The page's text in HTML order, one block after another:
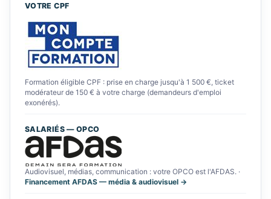
VOTRE CPF
Formation éligible CPF : prise en charge jusqu'à 1 500 €, ticket
modérateur de 150 € à votre charge (demandeurs d'emploi
exonérés).
SALARIÉS — OPCO
Audiovisuel, médias, communication : votre OPCO est l'AFDAS. ·
Financement AFDAS — média & audiovisuel →